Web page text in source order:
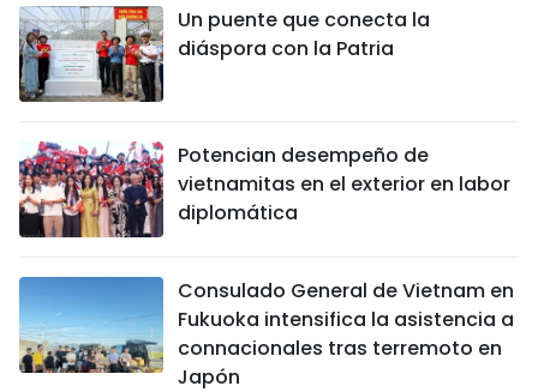
Un puente que conecta la
diáspora con la Patria
Potencian desempeño de
vietnamitas en el exterior en labor
diplomática
Consulado General de Vietnam en
Fukuoka intensifica la asistencia a
connacionales tras terremoto en
Japón